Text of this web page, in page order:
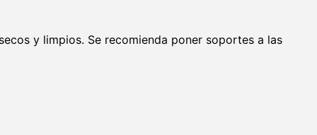
y limpios. Se recomienda poner soportes a las